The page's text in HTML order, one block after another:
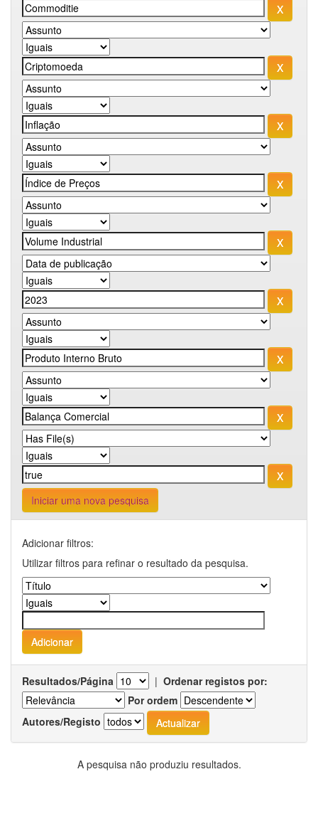
Iniciar uma nova pesquisa
Adicionar filtros:
Utilizar filtros para refinar o resultado da pesquisa.
Resultados/Página | Ordenar registos por:
Por ordem
Autores/Registo
A pesquisa não produziu resultados.